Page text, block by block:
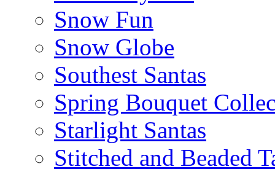
Snow Fun
Snow Globe
Southest Santas
Spring Bouquet
Starlight Santas
Stitched and Beaded